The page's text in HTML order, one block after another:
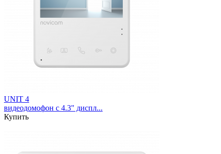
UNIT 4
видеодомофон с 4.3" диспл...
Купить